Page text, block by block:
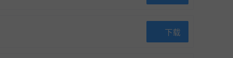
下载